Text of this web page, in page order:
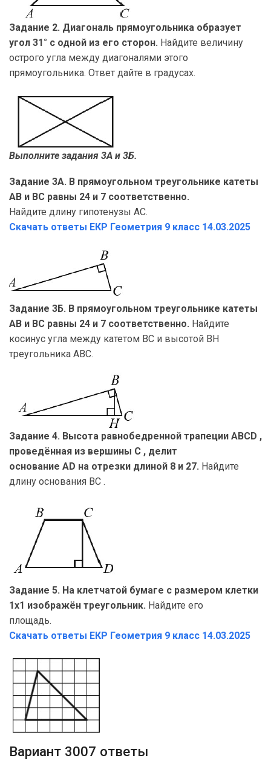
Задание 2. Диагональ прямоугольника образует
угол 31° с одной из его сторон. Найдите величину
острого угла между диагоналями этого
прямоугольника. Ответ дайте в градусах.
Выполните задания 3А и 3Б.
Задание 3А. В прямоугольном треугольнике катеты
AB и BC равны 24 и 7 соответственно.
Найдите длину гипотенузы AC.
Скачать ответы ЕКР Геометрия 9 класс 14.03.2025
Задание 3Б. В прямоугольном треугольнике катеты
AB и BC равны 24 и 7 соответственно. Найдите
косинус угла между катетом BC и высотой BH
треугольника ABC.
Задание 4. Высота равнобедренной трапеции ABCD ,
проведённая из вершины C , делит
основание AD на отрезки длиной 8 и 27. Найдите
длину основания BC .
Задание 5. На клетчатой бумаге с размером клетки
1х1 изображён треугольник. Найдите его
площадь.
Скачать ответы ЕКР Геометрия 9 класс 14.03.2025
Вариант 3007 ответы